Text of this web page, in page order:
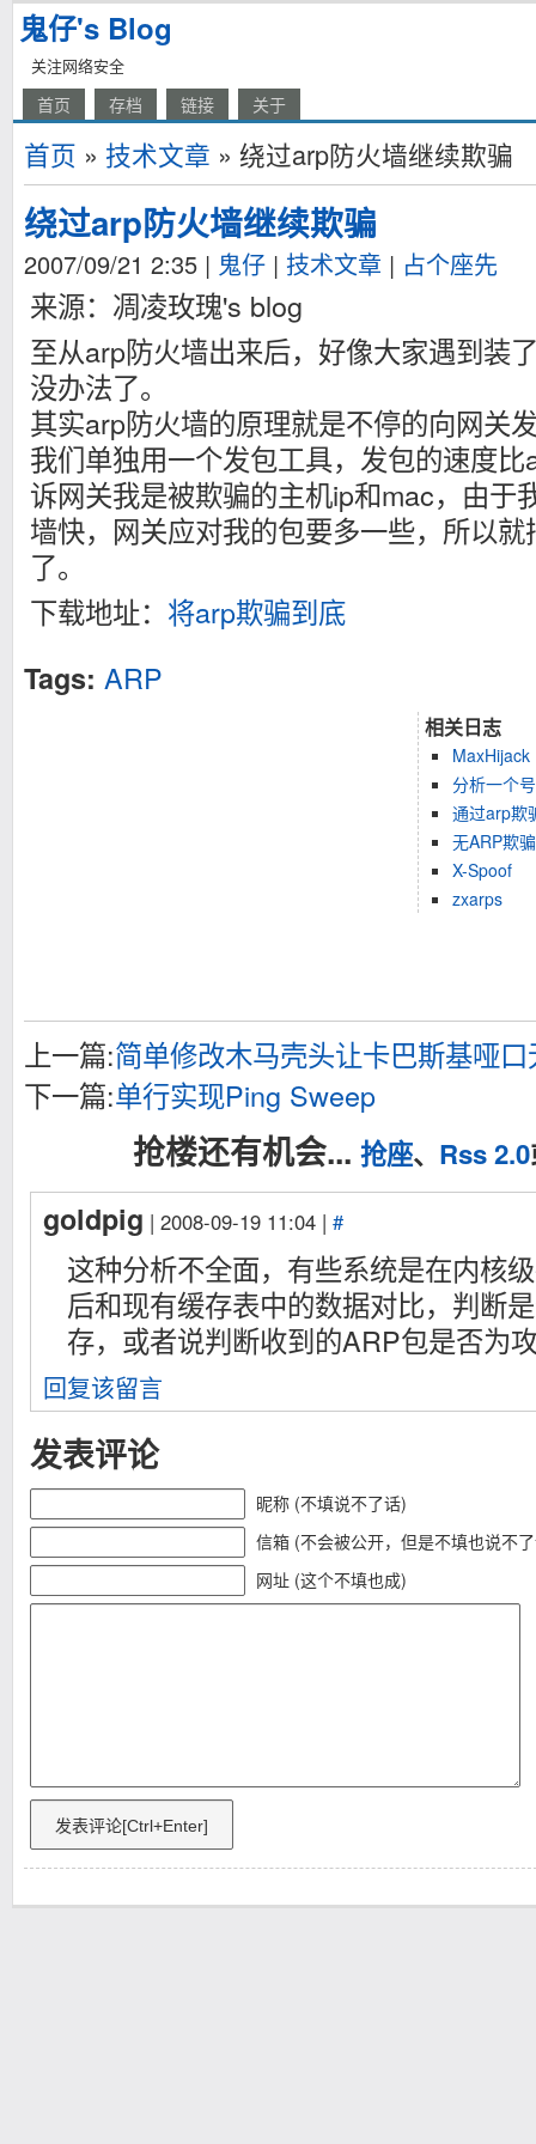
鬼仔's Blog
关注网络安全
首页 存档 链接 关于
首页 » 技术文章 » 绕过arp防火墙继续欺骗
绕过arp防火墙继续欺骗
2007/09/21 2:35 | 鬼仔 | 技术文章 | 占个座先
来源：凋凌玫瑰's blog
至从arp防火墙出来后，好像大家遇到装
没办法了。
其实arp防火墙的原理就是不停的向网关
我们单独用一个发包工具，发包的速度
诉网关我是被欺骗的主机ip和mac，由于
墙快，网关应对我的包要多一些，所以
了。
下载地址： 将arp欺骗到底
Tags: ARP
相关日志
MaxHijack
分析一个
通过arp欺
无ARP欺
X-Spoof
zxarps
上一篇:简单修改木马壳头让卡巴斯基哑
下一篇:单行实现Ping Sweep
抢楼还有机会... 抢座、 Rss 2.0
goldpig | 2008-09-19 11:04 | #
这种分析不全面，有些系统是在内核
后和现有缓存表中的数据对比，判断
存，或者说判断收到的ARP包是否为
回复该留言
发表评论
昵称 (不填说不了话)
信箱 (不会被公开，但是不填也说不
网址 (这个不填也成)